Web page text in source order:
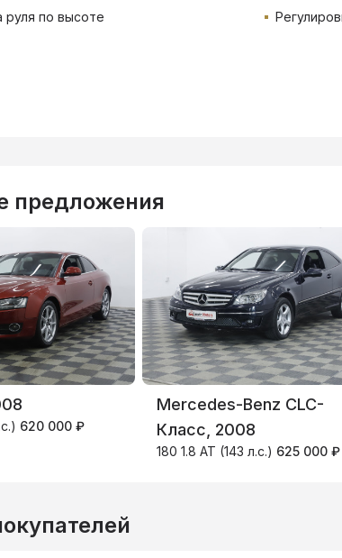
руля по высоте
предложения
620 000 ₽
Mercedes-Benz CLC-
Класс, 2008
180 1.8 AT (143 л.с.) 625 000 ₽
%